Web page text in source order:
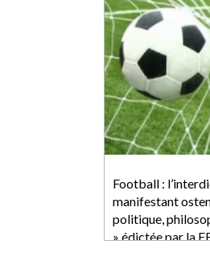
Football :
manifestant
politique,
» édictée par la